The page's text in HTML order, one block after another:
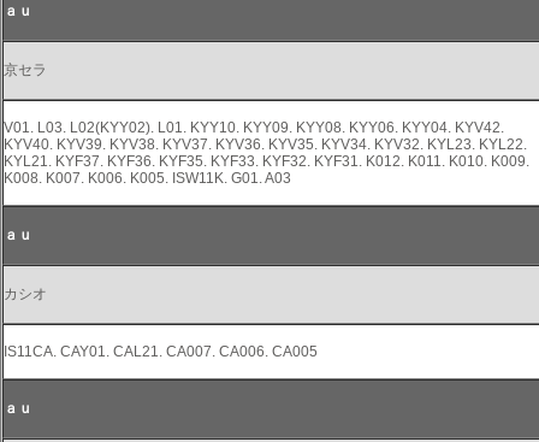
ａｕ
京セラ
V01. L03. L02(KYY02). L01. KYY10. KYY09. KYY08. KYY06. KYY04. KYV42.
KYV40. KYV39. KYV38. KYV37. KYV36. KYV35. KYV34. KYV32. KYL23. KYL22.
KYL21. KYF37. KYF36. KYF35. KYF33. KYF32. KYF31. K012. K011. K010. K009.
K008. K007. K006. K005. ISW11K. G01. A03
ａｕ
カシオ
IS11CA. CAY01. CAL21. CA007. CA006. CA005
ａｕ